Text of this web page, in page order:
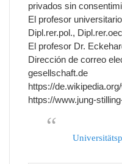
privados sin
El profesor
Dipl.rer.pol.,
El profesor Dr.
Dirección de correo
gesellschaft.de
https://
https://www.jung-